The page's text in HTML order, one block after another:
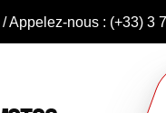
/ Appelez-nous : (+33) 3